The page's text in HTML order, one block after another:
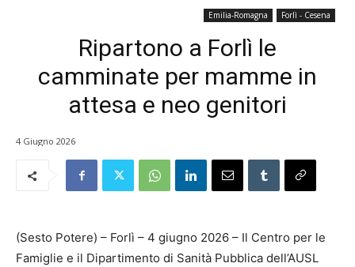
Emilia-Romagna Forlì - Cesena
Ripartono a Forlì le
camminate per mamme in
attesa e neo genitori
4 Giugno 2026
(Sesto Potere) – Forlì – 4 giugno 2026 – Il Centro per le
Famiglie e il Dipartimento di Sanità Pubblica dell’AUSL